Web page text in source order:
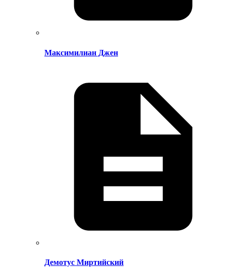
Максимилиан Джен
Демотус Миртийский